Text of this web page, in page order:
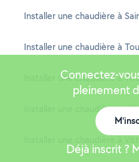
Installer une chaudière à
Installer une chaudière à
Installer une chaudière à
Installer une chaudière à
Connectez-
pleinement
Déjà inscrit ?